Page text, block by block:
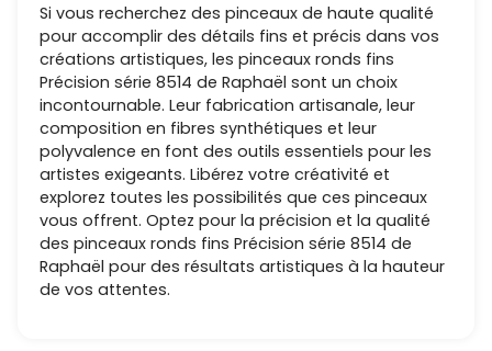
Si vous recherchez des pinceaux de haute qualité
pour accomplir des détails fins et précis dans vos
créations artistiques, les pinceaux ronds fins
Précision série 8514 de Raphaël sont un choix
incontournable. Leur fabrication artisanale, leur
composition en fibres synthétiques et leur
polyvalence en font des outils essentiels pour les
artistes exigeants. Libérez votre créativité et
explorez toutes les possibilités que ces pinceaux
vous offrent. Optez pour la précision et la qualité
des pinceaux ronds fins Précision série 8514 de
Raphaël pour des résultats artistiques à la hauteur
de vos attentes.